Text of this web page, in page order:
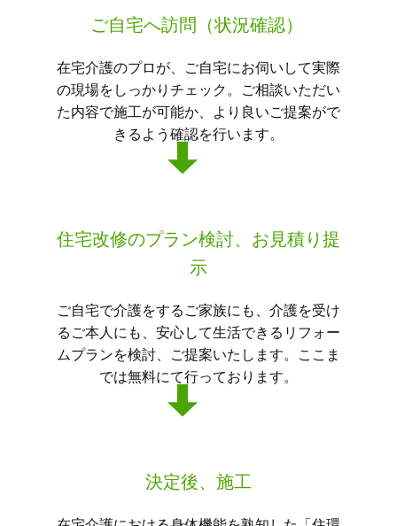
ご自宅へ訪問（状況確認）
在宅介護のプロが、ご自宅にお伺いして実際
の現場をしっかりチェック。ご相談いただい
た内容で施工が可能か、より良いご提案がで
きるよう確認を行います。
住宅改修のプラン検討、お見積り提
示
ご自宅で介護をするご家族にも、介護を受け
るご本人にも、安心して生活できるリフォー
ムプランを検討、ご提案いたします。ここま
では無料にて行っております。
決定後、施工